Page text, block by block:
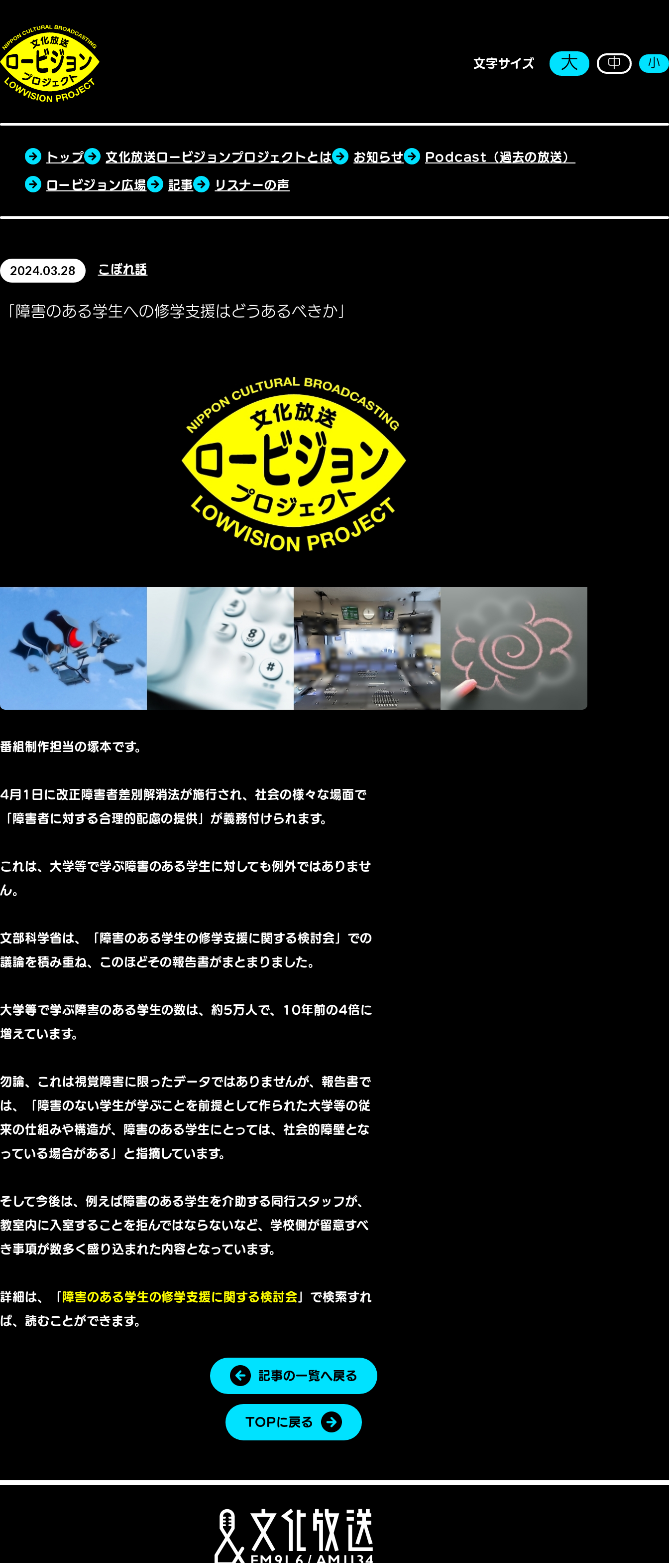
文字サイズ 大 中 小
トップ 文化放送ロービジョンプロジェクトとは お知らせ Podcast（過去の放送）
ロービジョン広場 記事 リスナーの声
2024.03.28 こぼれ話
「障害のある学生への修学支援はどうあるべきか」
番組制作担当の塚本です。
4月1日に改正障害者差別解消法が施行され、社会の様々な場面で
「障害者に対する合理的配慮の提供」が義務付けられます。
これは、大学等で学ぶ障害のある学生に対しても例外ではありませ
ん。
文部科学省は、「障害のある学生の修学支援に関する検討会」での
議論を積み重ね、このほどその報告書がまとまりました。
大学等で学ぶ障害のある学生の数は、約5万人で、10年前の4倍に
増えています。
勿論、これは視覚障害に限ったデータではありませんが、報告書で
は、「障害のない学生が学ぶことを前提として作られた大学等の従
来の仕組みや構造が、障害のある学生にとっては、社会的障壁とな
っている場合がある」と指摘しています。
そして今後は、例えば障害のある学生を介助する同行スタッフが、
教室内に入室することを拒んではならないなど、学校側が留意すべ
き事項が数多く盛り込まれた内容となっています。
詳細は、「 障害のある学生の修学支援に関する検討会 」で検索すれ
ば、読むことができます。
記事の一覧へ戻る
TOPに戻る